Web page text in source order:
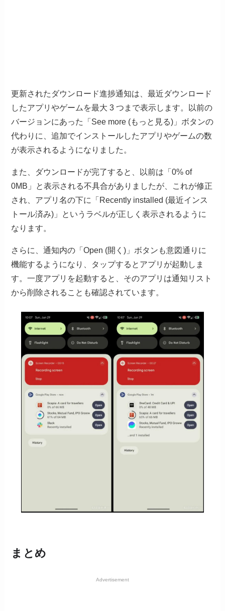
更新されたダウンロード進捗通知は、最近ダウンロード
したアプリやゲームを最大 3 つまで表示します。以前の
バージョンにあった「See more (もっと見る)」ボタンの
代わりに、追加でインストールしたアプリやゲームの数
が表示されるようになりました。
また、ダウンロードが完了すると、以前は「0% of
0MB」と表示される不具合がありましたが、これが修正
され、アプリ名の下に「Recently installed (最近インス
トール済み)」というラベルが正しく表示されるように
なります。
さらに、通知内の「Open (開く)」ボタンも意図通りに
機能するようになり、タップするとアプリが起動しま
す。一度アプリを起動すると、そのアプリは通知リスト
から削除されることも確認されています。
まとめ
Advertisement